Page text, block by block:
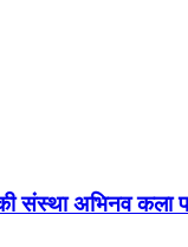
अभिनव कला